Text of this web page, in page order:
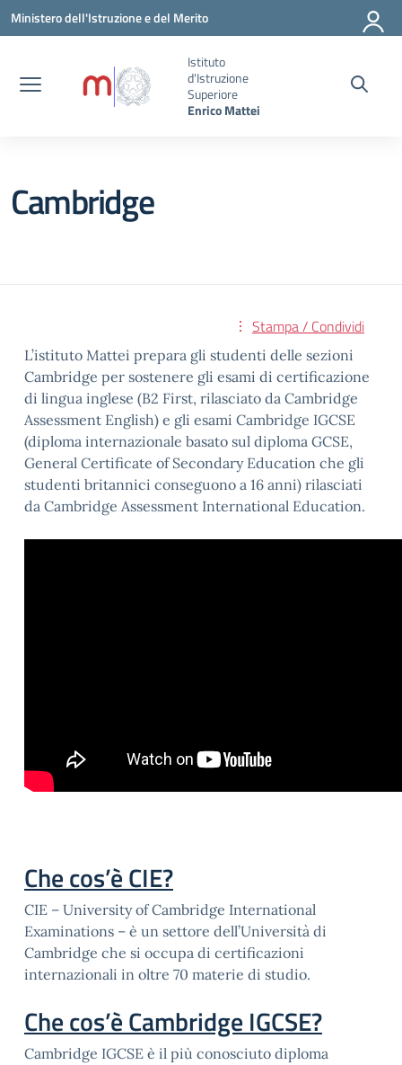
Vai ai contenuti
Vai al menu di navigazione
Vai al footer
Ministero dell'Istruzione e del Merito
Istituto
d'Istruzione
Superiore
Enrico Mattei
Cambridge
Stampa / Condividi
L’istituto Mattei prepara gli studenti delle sezioni
Cambridge per sostenere gli esami di certificazione
di lingua inglese (B2 First, rilasciato da Cambridge
Assessment English) e gli esami Cambridge IGCSE
(diploma internazionale basato sul diploma GCSE,
General Certificate of Secondary Education che gli
studenti britannici conseguono a 16 anni) rilasciati
da Cambridge Assessment International Education.
Che cos’è CIE?
CIE – University of Cambridge International
Examinations – è un settore dell’Università di
Cambridge che si occupa di certificazioni
internazionali in oltre 70 materie di studio.
Che cos’è Cambridge IGCSE?
Cambridge IGCSE è il più conosciuto diploma